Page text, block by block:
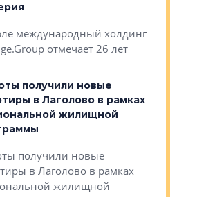
международный холдинг
отмечает 26 лет
получили новые
в Лаголово в рамках
жилищной
получили новые
в Лаголово в рамках
жилищной